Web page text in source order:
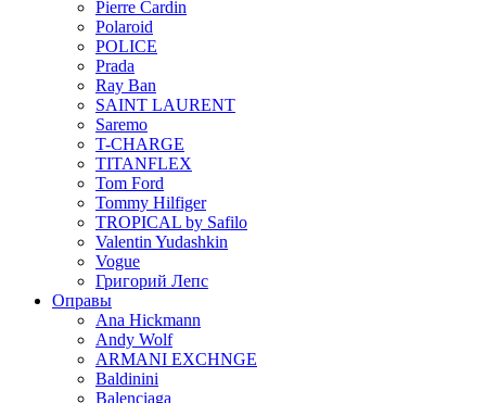
Pierre Cardin
Polaroid
POLICE
Prada
Ray Ban
SAINT LAURENT
Saremo
T-CHARGE
TITANFLEX
Tom Ford
Tommy Hilfiger
TROPICAL by Safilo
Valentin Yudashkin
Vogue
Григорий Лепс
Оправы
Ana Hickmann
Andy Wolf
ARMANI EXCHNGE
Baldinini
Balenciaga